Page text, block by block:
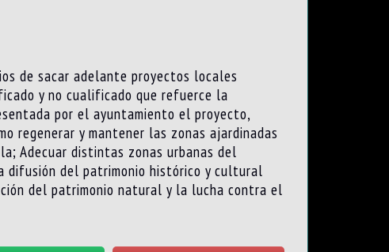
de sacar adelante proyectos locales
y no cualificado que refuerce la
por el ayuntamiento el proyecto,
regenerar y mantener las zonas ajardinadas
Adecuar distintas zonas urbanas del
difusión del patrimonio histórico y cultural
del patrimonio natural y la lucha contra el